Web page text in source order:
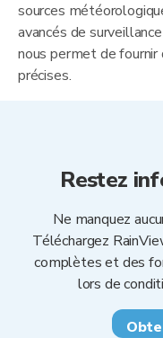
sources
avancés de
nous permet de
précises.
Restez
Ne manquez
Téléchargez
complètes et des
lors de